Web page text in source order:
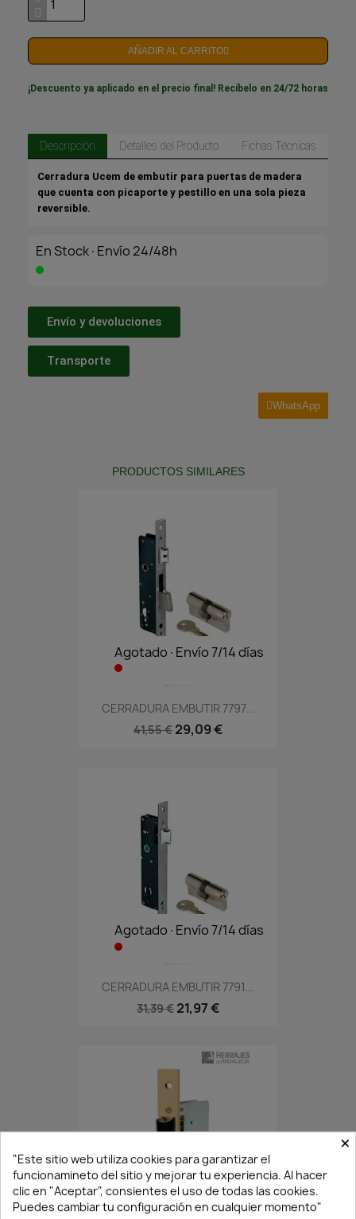
AÑADIR AL CARRITO
¡Descuento ya aplicado en el precio final! Recíbelo en 24/72 horas
Descripción Detalles del Producto Fichas Técnicas
Cerradura Ucem de embutir para puertas de madera
que cuenta con picaporte y pestillo en una sola pieza
reversible.
En Stock·Envío 24/48h
Envío y devoluciones
Transporte
WhatsApp
PRODUCTOS SIMILARES
Agotado·Envío 7/14 días
CERRADURA EMBUTIR 7797...
41,55 € 29,09 €
Agotado·Envío 7/14 días
CERRADURA EMBUTIR 7791...
31,39 € 21,97 €
En Stock·Envío 24/48h
×
"Este sitio web utiliza cookies para garantizar el
funcionamineto del sitio y mejorar tu experiencia. Al hacer
clic en "Aceptar", consientes el uso de todas las cookies.
Puedes cambiar tu configuración en cualquier momento"